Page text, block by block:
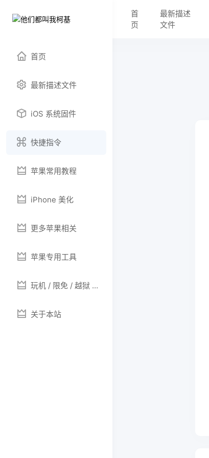
首页
最新描述文件
iOS 系统固件
快捷指令
苹果常用教程
iPhone 美化
更多苹果相关
苹果专用工具
玩机 / 限免 / 越狱 /
关于本站
首
页
最新描述
文件